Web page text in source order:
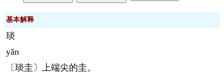
基本解释
琰
yǎn
〔琰圭〕上端尖的圭。